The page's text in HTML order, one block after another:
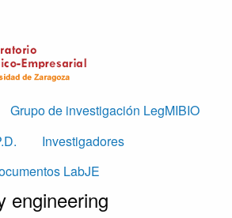
Grupo de investigación LegMIBIO
Investigadores
LabJE
engineering